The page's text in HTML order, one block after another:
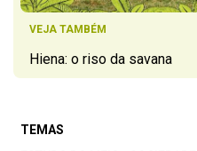
VEJA TAMBÉM
Hiena: o riso da savana
TEMAS